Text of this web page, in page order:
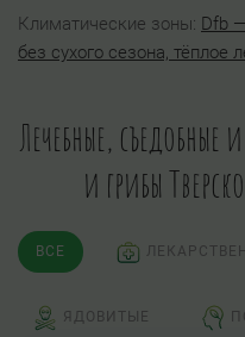
Климатические зоны: Dfb
без сухого сезона, тёплое
Лечебные, съедобные
и грибы
ВСЕ
ЯДОВИТЫЕ